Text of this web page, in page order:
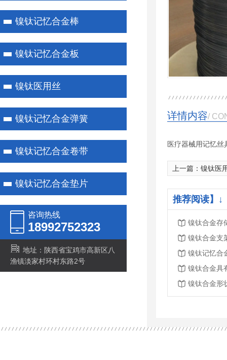
镍钛记忆合金棒
镍钛记忆合金板
镍钛医用丝
镍钛记忆合金弹簧
镍钛记忆合金卷带
镍钛记忆合金垫片
咨询热线
18992752323
地址：陕西省宝鸡市高新区八
渔镇淡家村环村东路2号
详情内容/
医疗器械用记忆
上一篇： 镍钛医
推荐阅读】↓
镍钛合金存
镍钛合金支
镍钛记忆合
镍钛合金具
镍钛合金形